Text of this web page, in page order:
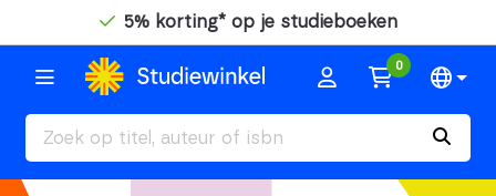
5% korting* op je studieboeken
0